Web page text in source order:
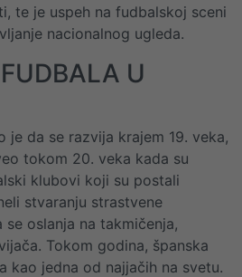
te je uspeh na fudbalskoj sceni
nacionalnog ugleda.
U
je da se razvija krajem 19. veka,
tokom 20. veka kada su
klubovi koji su postali
stvaranju strastvene
oslanja na takmičenja,
Tokom godina, španska
kao jedna od najjačih na svetu.